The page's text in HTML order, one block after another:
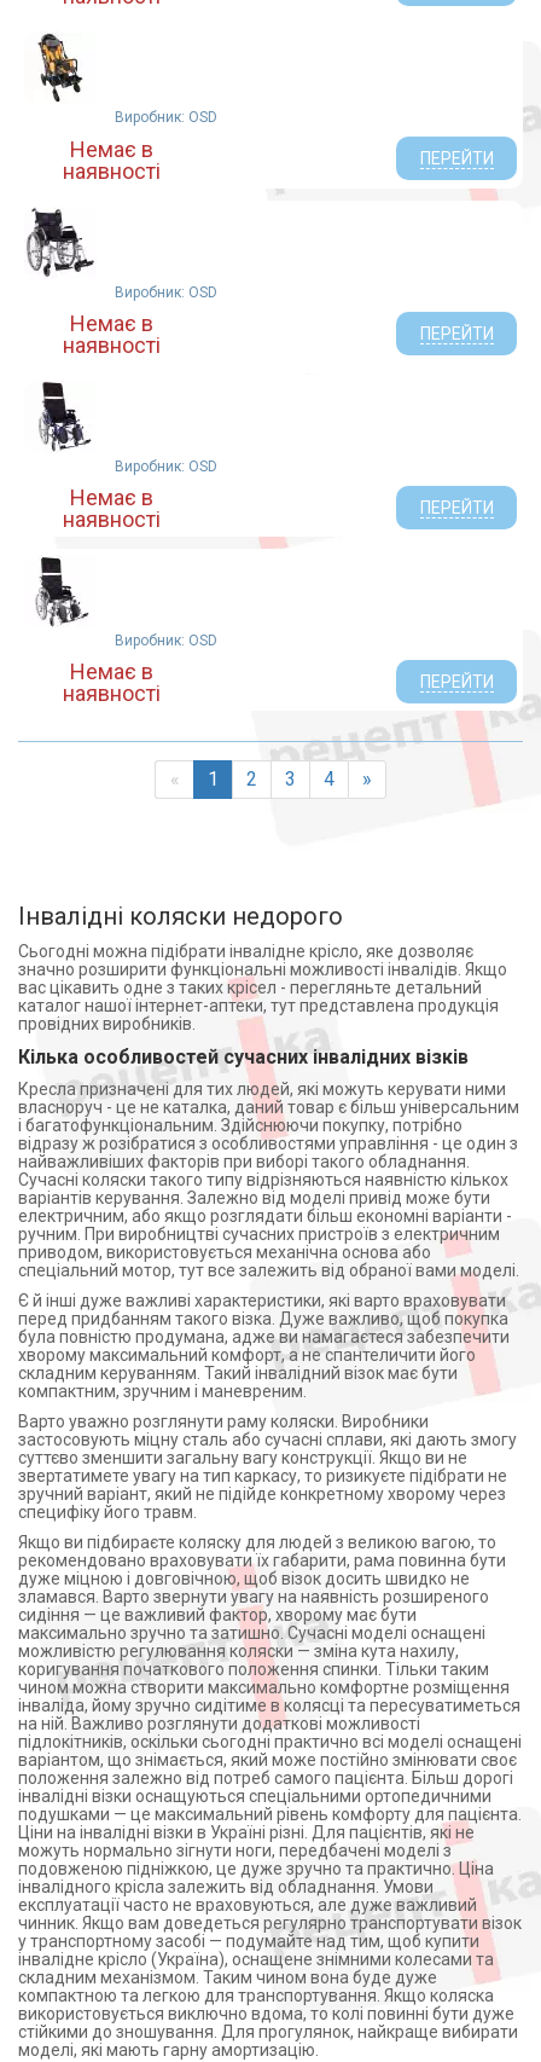
Виробник: OSD
Немає в
наявності
ПЕРЕЙТИ
Виробник: OSD
Немає в
наявності
ПЕРЕЙТИ
Виробник: OSD
Немає в
наявності
ПЕРЕЙТИ
Виробник: OSD
Немає в
наявності
ПЕРЕЙТИ
« 1 2 3 4 »
Інвалідні коляски недорого
Сьогодні можна підібрати інвалідне крісло, яке дозволяє
значно розширити функціональні можливості інвалідів. Якщо
вас цікавить одне з таких крісел - перегляньте детальний
каталог нашої інтернет-аптеки, тут представлена продукція
провідних виробників.
Кілька особливостей сучасних інвалідних візків
Кресла призначені для тих людей, які можуть керувати ними
власноруч - це не каталка, даний товар є більш універсальним
і багатофункціональним. Здійснюючи покупку, потрібно
відразу ж розібратися з особливостями управління - це один з
найважливіших факторів при виборі такого обладнання.
Сучасні коляски такого типу відрізняються наявністю кількох
варіантів керування. Залежно від моделі привід може бути
електричним, або якщо розглядати більш економні варіанти -
ручним. При виробництві сучасних пристроїв з електричним
приводом, використовується механічна основа або
спеціальний мотор, тут все залежить від обраної вами моделі.
Є й інші дуже важливі характеристики, які варто враховувати
перед придбанням такого візка. Дуже важливо, щоб покупка
була повністю продумана, адже ви намагаєтеся забезпечити
хворому максимальний комфорт, а не спантеличити його
складним керуванням. Такий інвалідний візок має бути
компактним, зручним і маневреним.
Варто уважно розглянути раму коляски. Виробники
застосовують міцну сталь або сучасні сплави, які дають змогу
суттєво зменшити загальну вагу конструкції. Якщо ви не
звертатимете увагу на тип каркасу, то ризикуєте підібрати не
зручний варіант, який не підійде конкретному хворому через
специфіку його травм.
Якщо ви підбираєте коляску для людей з великою вагою, то
рекомендовано враховувати їх габарити, рама повинна бути
дуже міцною і довговічною, щоб візок досить швидко не
зламався. Варто звернути увагу на наявність розширеного
сидіння — це важливий фактор, хворому має бути
максимально зручно та затишно. Сучасні моделі оснащені
можливістю регулювання коляски — зміна кута нахилу,
коригування початкового положення спинки. Тільки таким
чином можна створити максимально комфортне розміщення
інваліда, йому зручно сидітиме в колясці та пересуватиметься
на ній. Важливо розглянути додаткові можливості
підлокітників, оскільки сьогодні практично всі моделі оснащені
варіантом, що знімається, який може постійно змінювати своє
положення залежно від потреб самого пацієнта. Більш дорогі
інвалідні візки оснащуються спеціальними ортопедичними
подушками — це максимальний рівень комфорту для пацієнта.
Ціни на інвалідні візки в Україні різні. Для пацієнтів, які не
можуть нормально зігнути ноги, передбачені моделі з
подовженою підніжкою, це дуже зручно та практично. Ціна
інвалідного крісла залежить від обладнання. Умови
експлуатації часто не враховуються, але дуже важливий
чинник. Якщо вам доведеться регулярно транспортувати візок
у транспортному засобі — подумайте над тим, щоб купити
інвалідне крісло (Україна), оснащене знімними колесами та
складним механізмом. Таким чином вона буде дуже
компактною та легкою для транспортування. Якщо коляска
використовується виключно вдома, то колі повинні бути дуже
стійкими до зношування. Для прогулянок, найкраще вибирати
моделі, які мають гарну амортизацію.